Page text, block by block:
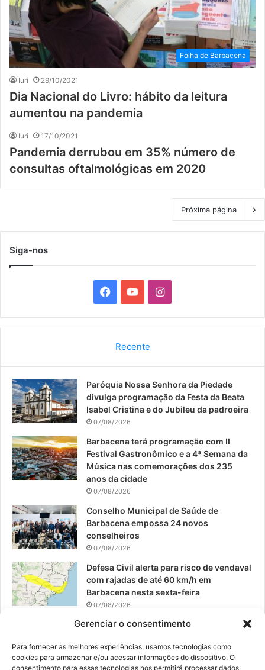
Gerenciar o consentimento
Para fornecer as melhores experiências, usamos tecnologias como
cookies para armazenar e/ou acessar informações do dispositivo. O
consentimento para essas tecnologias nos permitirá processar dados
Folha de Barbacena
Iuri 29/10/2021
Dia Nacional do Livro: hábito da leitura
aumentou na pandemia
Iuri 17/10/2021
Pandemia derrubou em 35% número de
consultas oftalmológicas em 2020
Próxima página
Siga-nos
a
b
o
k
o
u
b
I
n
a
g
a
Recente
Paróquia Nossa Senhora da Piedade
divulga programação da Festa da Beata
Isabel Cristina e do Jubileu da padroeira
07/08/2026
Barbacena terá programação com II
Festival Gastronômico e a 4ª Semana da
Música nas comemorações dos 235
anos da cidade
07/08/2026
Conselho Municipal de Saúde de
Barbacena empossa 24 novos
conselheiros
07/08/2026
Defesa Civil alerta para risco de vendaval
com rajadas de até 60 km/h em
Barbacena nesta sexta-feira
07/08/2026
EPCAR tem a melhor nota do IDEB no
06/08/2026